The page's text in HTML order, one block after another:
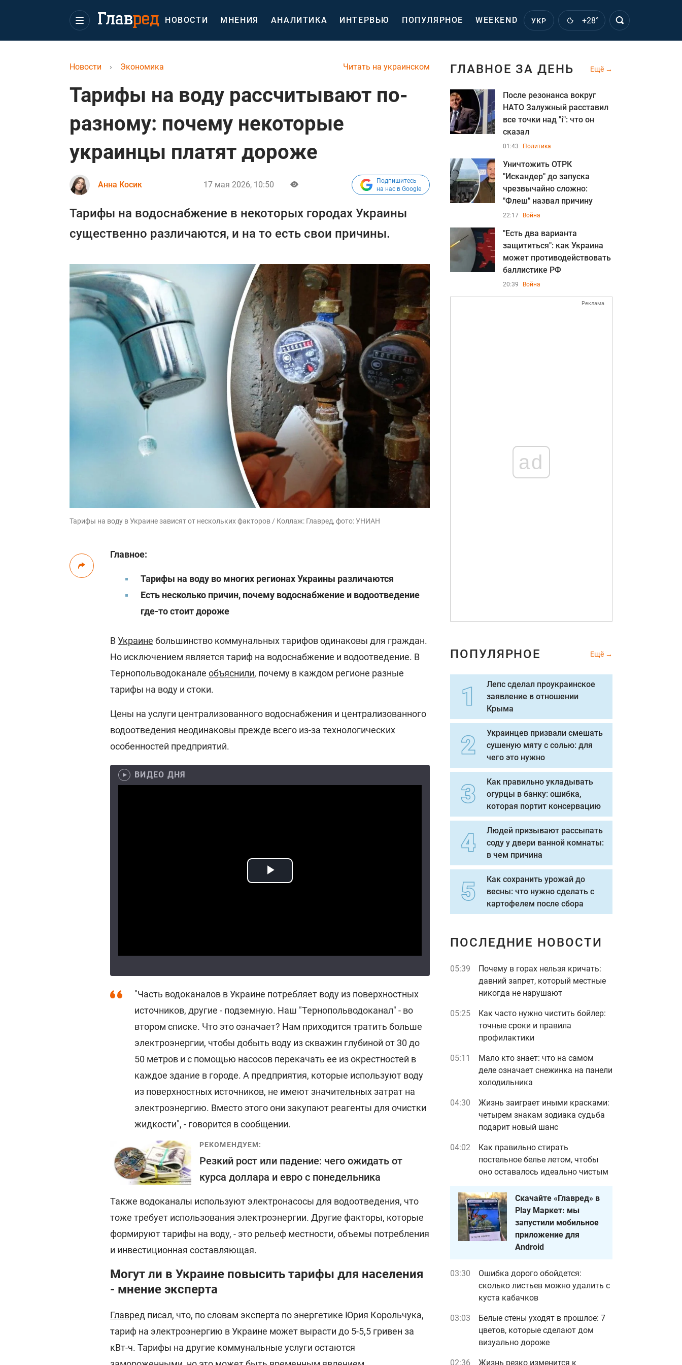
НОВОСТИ МНЕНИЯ АНАЛИТИКА ИНТЕРВЬЮ ПОПУЛЯРНОЕ WEEKEND УКР +28°
Читать на украинском
Новости › Экономика
Тарифы на воду рассчитывают по-
разному: почему некоторые
украинцы платят дороже
Анна Косик 17 мая 2026, 10:50
Подпишитесь
на нас в Google
Тарифы на водоснабжение в некоторых городах Украины
существенно различаются, и на то есть свои причины.
Тарифы на воду в Украине зависят от нескольких факторов / Коллаж: Главред, фото: УНИАН
Главное:
Тарифы на воду во многих регионах Украины различаются
Есть несколько причин, почему водоснабжение и водоотведение
где-то стоит дороже
ВУкраине большинство коммунальных тарифов одинаковы для граждан.
Но исключением является тариф на водоснабжение и водоотведение. В
Тернопольводоканале объяснили, почему в каждом регионе разные
тарифы на воду и стоки.
Цены на услуги централизованного водоснабжения и централизованного
водоотведения неодинаковы прежде всего из-за технологических
особенностей предприятий.
ВИДЕО ДНЯ
"Часть водоканалов в Украине потребляет воду из поверхностных
источников, другие - подземную. Наш "Тернопольводоканал" - во
втором списке. Что это означает? Нам приходится тратить больше
электроэнергии, чтобы добыть воду из скважин глубиной от 30 до
50 метров и с помощью насосов перекачать ее из окрестностей в
каждое здание в городе. А предприятия, которые используют воду
из поверхностных источников, не имеют значительных затрат на
электроэнергию. Вместо этого они закупают реагенты для очистки
жидкости", - говорится в сообщении.
РЕКОМЕНДУЕМ:
Резкий рост или падение: чего ожидать от
курса доллара и евро с понедельника
Также водоканалы используют электронасосы для водоотведения, что
тоже требует использования электроэнергии. Другие факторы, которые
формируют тарифы на воду, - это рельеф местности, объемы потребления
и инвестиционная составляющая.
Могут ли в Украине повысить тарифы для населения
- мнение эксперта
Главред писал, что, по словам эксперта по энергетике Юрия Корольчука,
тариф на электроэнергию в Украине может вырасти до 5-5,5 гривен за
кВт-ч. Тарифы на другие коммунальные услуги остаются
ГЛАВНОЕ ЗА ДЕНЬ Ещё
После резонанса вокруг
НАТО Залужный расставил
все точки над "i": что он
сказал
01:43 Политика
Уничтожить ОТРК
"Искандер" до запуска
чрезвычайно сложно:
"Флеш" назвал причину
22:17 Война
"Есть два варианта
защититься": как Украина
может противодействовать
баллистике РФ
20:39 Война
Реклама
ad
ПОПУЛЯРНОЕ Ещё
Лепс сделал проукраинское
заявление в отношении
Крыма
Украинцев призвали смешать
сушеную мяту с солью: для
чего это нужно
Как правильно укладывать
огурцы в банку: ошибка,
которая портит консервацию
Людей призывают рассыпать
соду у двери ванной комнаты:
в чем причина
Как сохранить урожай до
весны: что нужно сделать с
картофелем после сбора
ПОСЛЕДНИЕ НОВОСТИ
05:39
Почему в горах нельзя кричать:
давний запрет, который местные
никогда не нарушают
05:25
Как часто нужно чистить бойлер:
точные сроки и правила
профилактики
05:11
Мало кто знает: что на самом
деле означает снежинка на панели
холодильника
04:30
Жизнь заиграет иными красками:
четырем знакам зодиака судьба
подарит новый шанс
04:02
Как правильно стирать
постельное белье летом, чтобы
оно оставалось идеально чистым
Скачайте «Главред» в
Play Маркет: мы
запустили мобильное
приложение для
Android
03:30
Ошибка дорого обойдется:
сколько листьев можно удалить с
куста кабачков
03:03
Белые стены уходят в прошлое: 7
цветов, которые сделают дом
визуально дороже
02:36 Жизнь резко изменится к